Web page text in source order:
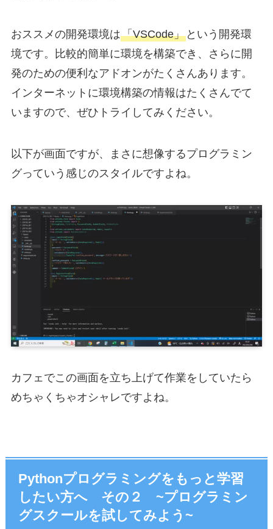
おススメの開発環境は「VSCode」という開発環
境です。比較的簡単に環境を構築でき、さらに開
発のための便利なアドオンがたくさんあります。
インターネットに環境構築の情報はたくさんでて
いますので、ぜひトライしてみください。
以下が画面ですが、まさに想像するプログラミン
グっていう感じのスタイルですよね。
カフェでこの画面を立ち上げて作業をしていたら
めちゃくちゃオシャレですよね。
Pythonプログラミングをもっと学習
したい方へ その２ ~プログラミン
グスクールを試してみよう~